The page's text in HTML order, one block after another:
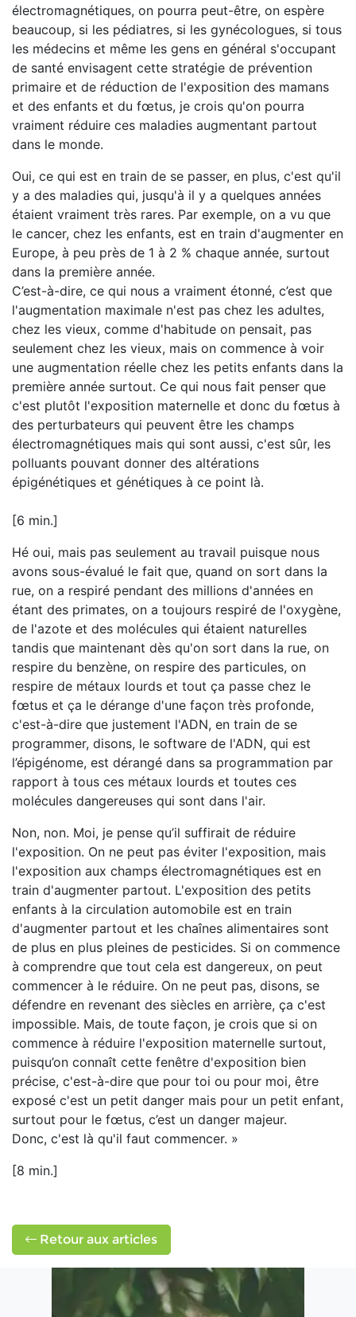
électromagnétiques, on pourra peut-être, on espère
beaucoup, si les pédiatres, si les gynécologues, si tous
les médecins et même les gens en général s'occupant
de santé envisagent cette stratégie de prévention
primaire et de réduction de l'exposition des mamans
et des enfants et du fœtus, je crois qu'on pourra
vraiment réduire ces maladies augmentant partout
dans le monde.
Oui, ce qui est en train de se passer, en plus, c'est qu'il
y a des maladies qui, jusqu'à il y a quelques années
étaient vraiment très rares. Par exemple, on a vu que
le cancer, chez les enfants, est en train d'augmenter en
Europe, à peu près de 1 à 2 % chaque année, surtout
dans la première année.
C’est-à-dire, ce qui nous a vraiment étonné, c’est que
l'augmentation maximale n'est pas chez les adultes,
chez les vieux, comme d'habitude on pensait, pas
seulement chez les vieux, mais on commence à voir
une augmentation réelle chez les petits enfants dans la
première année surtout. Ce qui nous fait penser que
c'est plutôt l'exposition maternelle et donc du fœtus à
des perturbateurs qui peuvent être les champs
électromagnétiques mais qui sont aussi, c'est sûr, les
polluants pouvant donner des altérations
épigénétiques et génétiques à ce point là.
[6 min.]
Hé oui, mais pas seulement au travail puisque nous
avons sous-évalué le fait que, quand on sort dans la
rue, on a respiré pendant des millions d'années en
étant des primates, on a toujours respiré de l'oxygène,
de l'azote et des molécules qui étaient naturelles
tandis que maintenant dès qu'on sort dans la rue, on
respire du benzène, on respire des particules, on
respire de métaux lourds et tout ça passe chez le
fœtus et ça le dérange d'une façon très profonde,
c'est-à-dire que justement l'ADN, en train de se
programmer, disons, le software de l'ADN, qui est
l’épigénome, est dérangé dans sa programmation par
rapport à tous ces métaux lourds et toutes ces
molécules dangereuses qui sont dans l'air.
Non, non. Moi, je pense qu’il suffirait de réduire
l'exposition. On ne peut pas éviter l'exposition, mais
l'exposition aux champs électromagnétiques est en
train d'augmenter partout. L'exposition des petits
enfants à la circulation automobile est en train
d'augmenter partout et les chaînes alimentaires sont
de plus en plus pleines de pesticides. Si on commence
à comprendre que tout cela est dangereux, on peut
commencer à le réduire. On ne peut pas, disons, se
défendre en revenant des siècles en arrière, ça c'est
impossible. Mais, de toute façon, je crois que si on
commence à réduire l'exposition maternelle surtout,
puisqu’on connaît cette fenêtre d'exposition bien
précise, c'est-à-dire que pour toi ou pour moi, être
exposé c'est un petit danger mais pour un petit enfant,
surtout pour le fœtus, c’est un danger majeur.
Donc, c'est là qu'il faut commencer. »
[8 min.]
Retour aux articles